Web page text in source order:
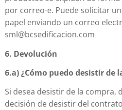
por correo-e. Puede solicitar
papel enviando un correo
sml@bcsedificacion.com
6. Devolución
6.a) ¿Cómo puedo desistir de
Si desea desistir de la compra,
decisión de desistir del